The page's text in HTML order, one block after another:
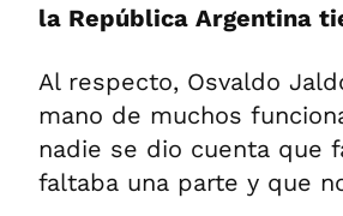
la República Argentina
Al respecto, Osvaldo
mano de muchos
nadie se dio cuenta que
faltaba una parte y que